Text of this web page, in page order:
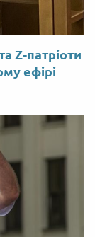
Z-патріоти
ефірі